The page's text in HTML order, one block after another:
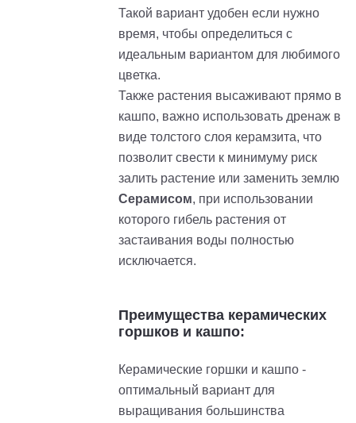
Такой вариант удобен если нужно
время, чтобы определиться с
идеальным вариантом для любимого
цветка.
Также растения высаживают прямо в
кашпо, важно использовать дренаж в
виде толстого слоя керамзита, что
позволит свести к минимуму риск
залить растение или заменить землю
Серамисом, при использовании
которого гибель растения от
застаивания воды полностью
исключается.
Преимущества керамических
горшков и кашпо:
Керамические горшки и кашпо -
оптимальный вариант для
выращивания большинства